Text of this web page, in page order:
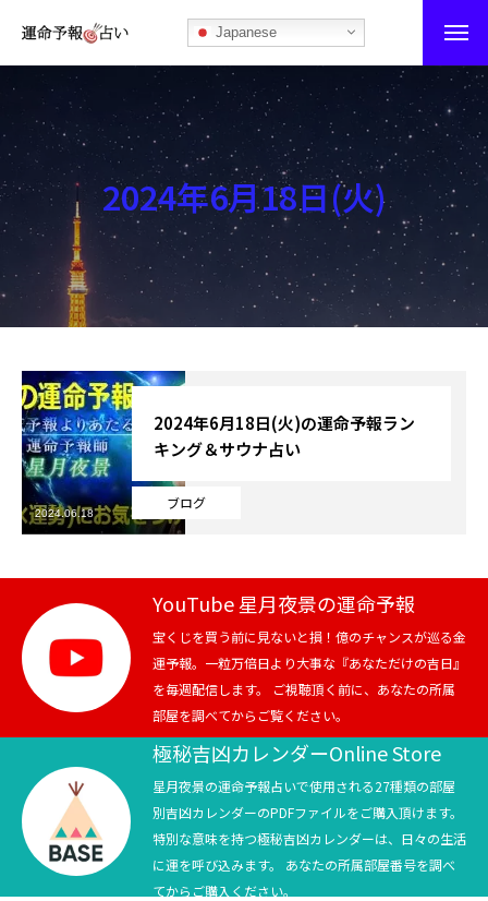
Japanese
運命予報占い
運命予報占いとは
あなたの所属部屋を探そう！
最恐の相性占い
秘伝公開！吉凶カレンダー
記事カテゴリー
ブログ
お知らせ
芸能界
テニス
スポーツ
競馬
テニス四大大会・五輪
テニス四大大会・五輪
2024年6月18日(火)
ブログ
2024年6月18日(火)の運命予報ラン
キング＆サウナ占い
2024.06.18
YouTube 星月夜景の運命予報
宝くじを買う前に見ないと損！億のチャンスが巡る金
運予報。一粒万倍日より大事な『あなただけの吉日』
を毎週配信します。 ご視聴頂く前に、あなたの所属
部屋を調べてからご覧ください。
極秘吉凶カレンダーOnline Store
星月夜景の運命予報占いで使用される27種類の部屋
別吉凶カレンダーのPDFファイルをご購入頂けます。
特別な意味を持つ極秘吉凶カレンダーは、日々の生活
に運を呼び込みます。 あなたの所属部屋番号を調べ
てからご購入ください。